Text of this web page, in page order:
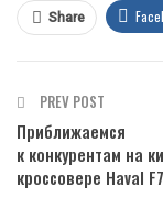
Share
PREV POST
Приближаемся
к конкурентам на
кроссовере Haval F7